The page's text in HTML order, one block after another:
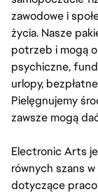
zawodowe i
życia. Nasze
potrzeb i mogą
psychiczne,
urlopy,
Pielęgnujemy
zawsze mogą
Electronic Arts
równych szans
dotyczące